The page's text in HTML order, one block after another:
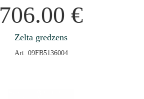
706.00€
Zelta gredzens
Art: 09FB5136004